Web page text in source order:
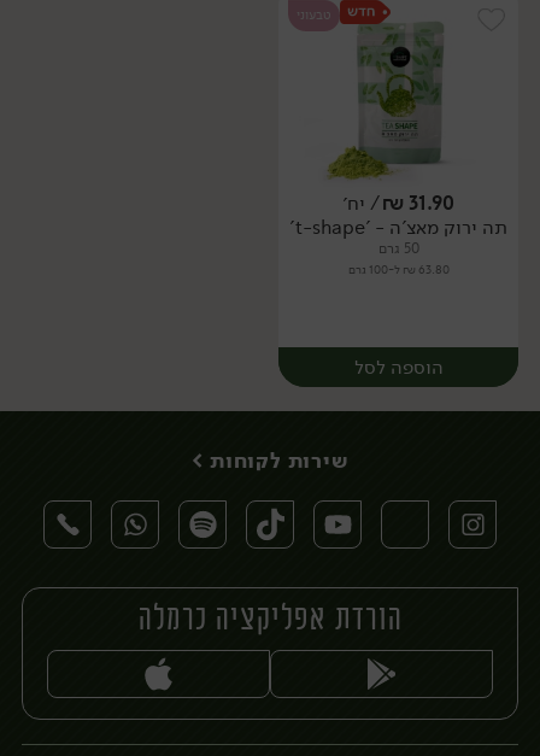
טבעוני
31.90
₪/ יח׳
תה ירוק מאצ'ה - 't-shape'
50 גרם
63.80 ₪ ל-100 גרם
הוספה לסל
יח׳
שירות לקוחות >
הורדת אפליקציה כרמלה